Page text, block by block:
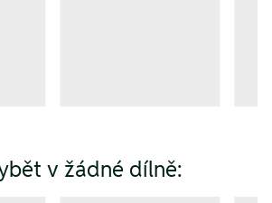
v žádné dílně: